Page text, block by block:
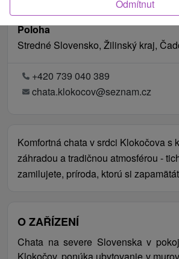
Poloha
Stredné Slovensko, Žilinský kraj,
+420 739 040 389
chata.klokocov@seznam.cz
Komfortná chata v srdci Klokočova s
záhradou a tradičnou atmosférou -
zamilujete, príroda, ktorú si
O ZAŘÍZENÍ
Chata na severe Slovenska v
Odmítnut